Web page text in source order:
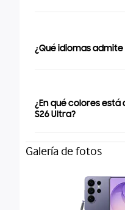
¿Qué idiomas admite
¿En qué colores
S26 Ultra?
Galería de fotos